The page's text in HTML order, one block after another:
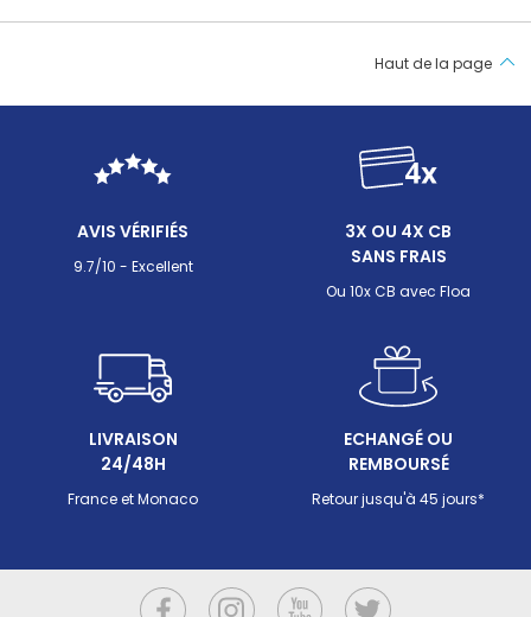
Haut de la page
AVIS VÉRIFIÉS
9.7/10 - Excellent
3X OU 4X CB
SANS FRAIS
Ou 10x CB avec Floa
LIVRAISON
24/48H
France et Monaco
ECHANGÉ OU
REMBOURSÉ
Retour jusqu'à 45 jours*